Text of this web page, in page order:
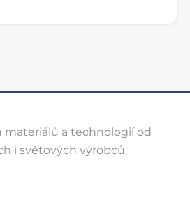
materiálů a technologií od
i světových výrobců.